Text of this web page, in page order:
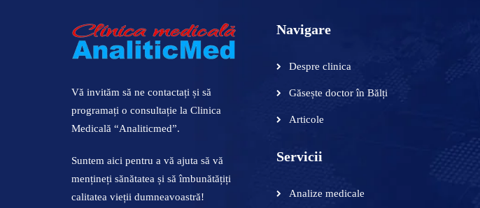
Vă invităm să ne contactați și să
programați o consultație la Clinica
Medicală “Analiticmed”.
Suntem aici pentru a vă ajuta să vă
mențineți sănătatea și să îmbunătățiți
calitatea vieții dumneavoastră!
Navigare
Despre clinica
Găsește doctor în Bălți
Articole
Servicii
Analize medicale